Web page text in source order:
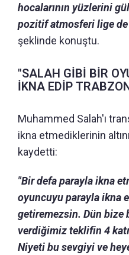
hocalarının yüzlerini
pozitif atmosferi lige
şeklinde konuştu.
"SALAH GİBİ BİR
İKNA EDİP
Muhammed Salah'ı
ikna etmediklerinin
kaydetti:
"Bir defa parayla ikna
oyuncuyu parayla ikna
getiremezsin. Dün
verdiğimiz teklifin 4
Niyeti bu sevgiyi ve